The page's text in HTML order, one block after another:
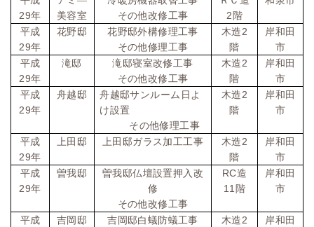
29年
美容室
その他改修工事
2 階
平成
29年
花野邸
花野邸外構修理工事
その他修理工事
木造2
階
岸和田
市
平成
29年
滝邸
滝邸寝室改修工事
その他改修工事
木造2
階
岸和田
市
平成
29年
舟越邸
舟越邸サンルーム日よ
け設置
その他修理工事
木造2
階
岸和田
市
平成
29年
上田邸 上田邸ガラス加工工事 木造2
階
岸和田
市
平成
29年
曽我邸
曽我邸仏壇設置押入改
修
その他改修工事
RC造
11 階
岸和田
市
平成 吉岡邸
吉岡邸白蟻防蟻工事
木造2
岸和田